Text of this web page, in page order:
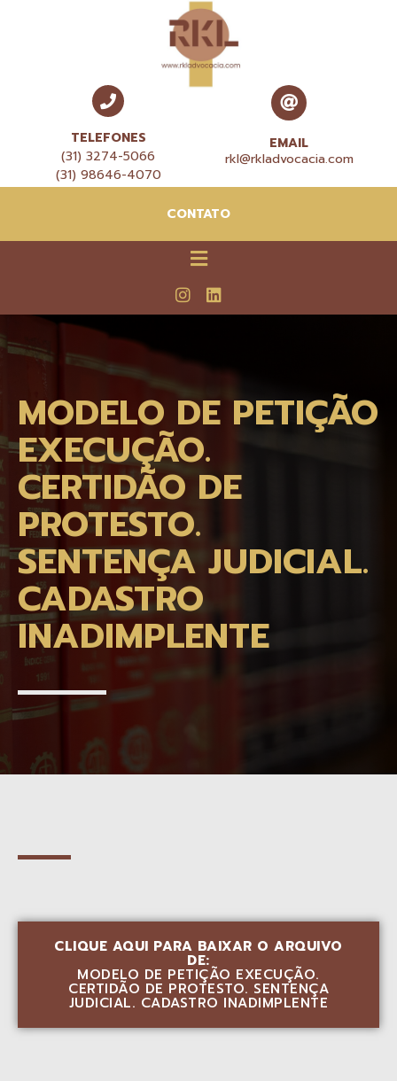
TELEFONES
(31) 3274-5066
(31) 98646-4070
EMAIL
rkl@rkladvocacia.com
CONTATO
MODELO DE PETIÇÃO
EXECUÇÃO.
CERTIDÃO DE
PROTESTO.
SENTENÇA JUDICIAL.
CADASTRO
INADIMPLENTE
CLIQUE AQUI PARA BAIXAR O ARQUIVO
DE:
MODELO DE PETIÇÃO EXECUÇÃO.
CERTIDÃO DE PROTESTO. SENTENÇA
JUDICIAL. CADASTRO INADIMPLENTE